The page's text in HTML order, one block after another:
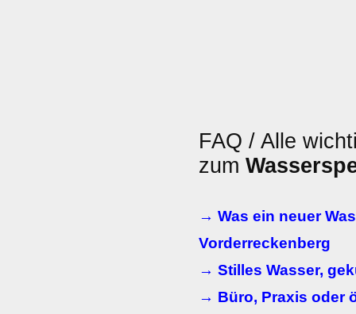
FAQ / Alle
zum
→ Was ein neuer
Vorderreckenberg
→ Stilles Wasser,
→ Büro, Praxis oder